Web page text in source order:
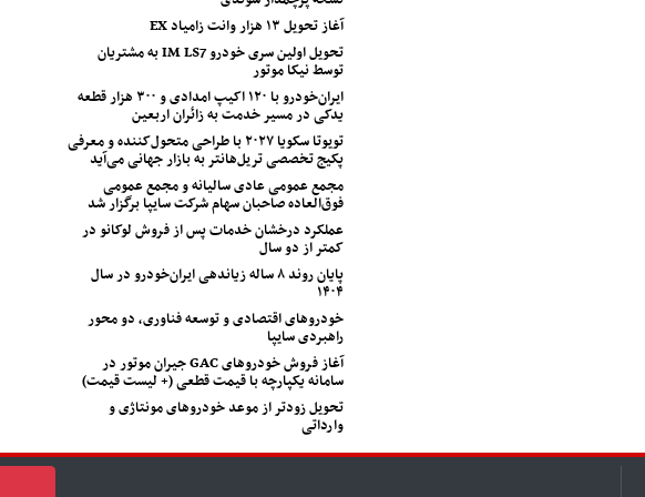
آغاز تحویل ۱۳ هزار وانت زامیاد EX
تحویل اولین سری خودرو IM LS7 به مشتریان
توسط نیکا موتور
ایران‌خودرو با ۱۲۰ اکیپ امدادی و ۳۰۰ هزار قطعه
یدکی در مسیر خدمت به زائران اربعین
تویوتا سکویا ۲۰۲۷ با طراحی متحول‌کننده و معرفی
پکیج تخصصی تریل‌هانتر به بازار جهانی می‌آید
مجمع عمومی عادی سالیانه و مجمع عمومی
فوق‌العاده صاحبان سهام شرکت سایپا برگزار شد
عملکرد درخشان خدمات پس از فروش لوکانو در
کمتر از دو سال
پایان روند ۸ ساله زیاندهی ایران‌خودرو در سال
۱۴۰۴
خودروهای اقتصادی و توسعه فناوری، دو محور
راهبردی سایپا
آغاز فروش خودروهای GAC جیران موتور در
سامانه یکپارچه با قیمت قطعی (+ لیست قیمت)
تحویل زودتر از موعد خودروهای مونتاژی و
وارداتی